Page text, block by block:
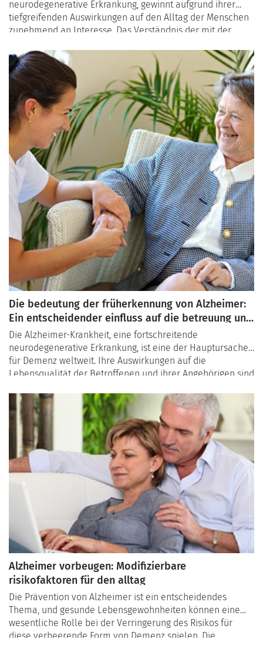
neurodegenerative Erkrankung, gewinnt aufgrund ihrer
tiefgreifenden Auswirkungen auf den Alltag der Menschen
zunehmend an Interesse. Das Verständnis der mit der
entscheidend für eine informierte Prävention. Hier ist eine
Übersicht über die wichtigsten Aspekte:
Die bedeutung der früherkennung von Alzheimer:
Ein entscheidender einfluss auf die betreuung und
behandlung
Die Alzheimer-Krankheit, eine fortschreitende
neurodegenerative Erkrankung, ist eine der Hauptursachen
für Demenz weltweit. Ihre Auswirkungen auf die
Lebensqualität der Betroffenen und ihrer Angehörigen sind
der Alzheimer-Krankheit von entscheidender Bedeutung,
nicht nur um den Verlauf der Krankheit besser zu
verstehen, sondern auch um die Betreuung und
Behandlung der Patienten positiv zu beeinflussen.
Alzheimer vorbeugen: Modifizierbare
risikofaktoren für den alltag
Die Prävention von Alzheimer ist ein entscheidendes
Thema, und gesunde Lebensgewohnheiten können eine
wesentliche Rolle bei der Verringerung des Risikos für
diese verheerende Form von Demenz spielen. Die